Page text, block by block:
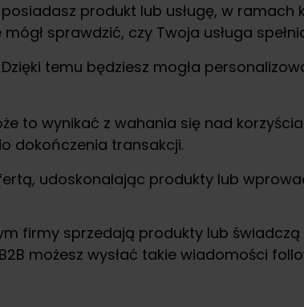
produkt lub usługę, w
sprawdzić, czy Twoja usługa
temu będziesz mogła
to wynikać z wahania się nad
dokończenia transakcji.
udoskonalając produkty lub
firmy sprzedają produkty lub
możesz wysłać takie wiadomości